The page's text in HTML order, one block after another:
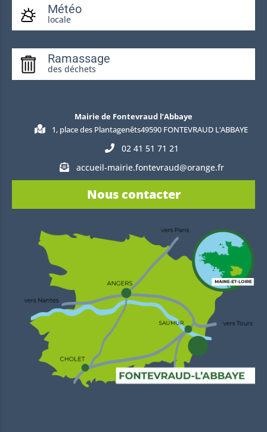
Météo
locale
Ramassage
des déchets
Mairie de Fontevraud l’Abbaye
1, place des Plantagenêts49590 FONTEVRAUD L’ABBAYE
02 41 51 71 21
accueil-mairie.fontevraud@orange.fr
Nous contacter